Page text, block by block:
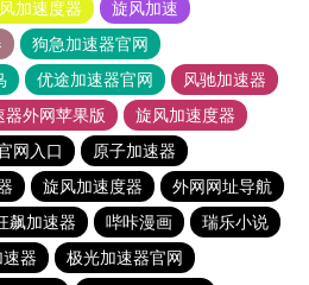
加速度器
旋风加速
狗急加速器官网
优途加速器官网
风驰加速器
器外网苹果版
旋风加速度器
网入口
原子加速器
旋风加速度器
外网网址导航
飙加速器 哔咔漫画
瑞乐小说
器
极光加速器官网